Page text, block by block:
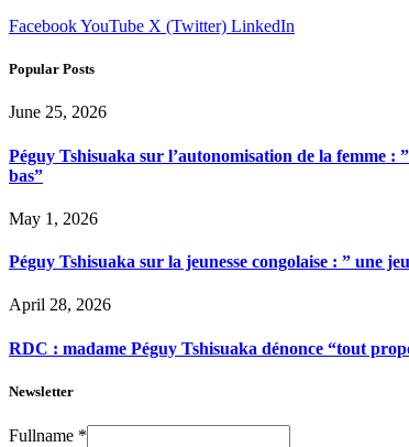
FacebookYouTube X (Twitter) LinkedIn
Popular Posts
June 25, 2026
Péguy Tshisuaka sur l’autonomisation de la femme :
bas”
May 1, 2026
Péguy Tshisuaka sur la jeunesse congolaise : ” une
April 28, 2026
RDC : madame Péguy Tshisuaka dénonce “tout
Newsletter
Fullname *